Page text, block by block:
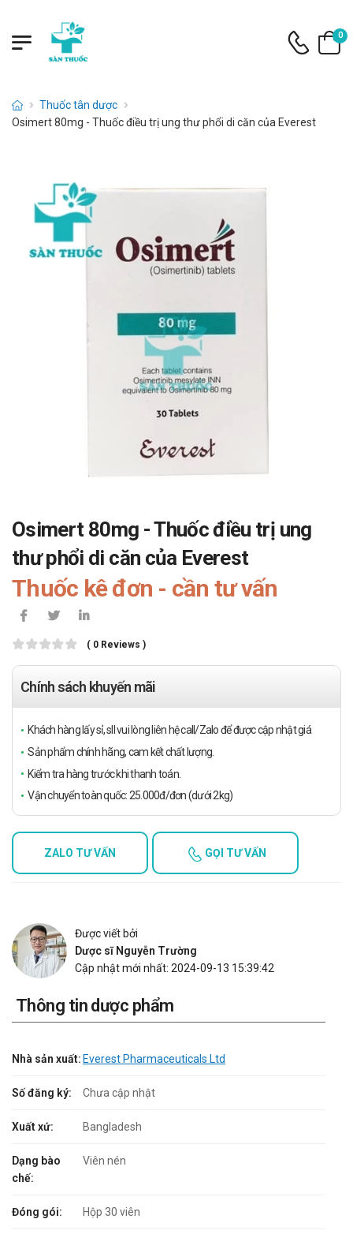
0
Thuốc tân dược
Osimert 80mg - Thuốc điều trị ung thư phổi di căn của Everest
Osimert 80mg - Thuốc điều trị ung
thư phổi di căn của Everest
Thuốc kê đơn - cần tư vấn
( 0 Reviews )
Chính sách khuyến mãi
Khách hàng lấy sỉ, sll vui lòng liên hệ call/Zalo để được cập nhật giá
Sản phẩm chính hãng, cam kết chất lượng.
Kiểm tra hàng trước khi thanh toán.
Vận chuyển toàn quốc: 25.000đ/đơn (dưới 2kg)
ZALO TƯ VẤN GỌI TƯ VẤN
Được viết bởi
Dược sĩ Nguyễn Trường
Cập nhật mới nhất: 2024-09-13 15:39:42
Thông tin dược phẩm
Nhà sản xuất: Everest Pharmaceuticals Ltd
Số đăng ký: Chưa cập nhật
Xuất xứ: Bangladesh
Dạng bào
chế:
Viên nén
Đóng gói: Hộp 30 viên